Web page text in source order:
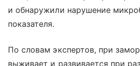
и обнаружили нарушение
показателя.
По словам экспертов, при
выживает и развивается при